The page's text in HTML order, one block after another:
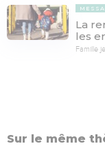
La
les
Famille
Sur le même